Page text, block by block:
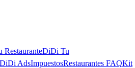
RestauranteDiDi Tu
DiDi AdsImpuestosRestaurantes FAQKit